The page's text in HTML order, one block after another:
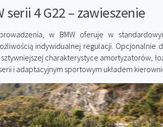
serii 4 G22 – zawieszenie
w BMW oferuje w
indywidualnej regulacji. Opcjonalnie
charakterystyce amortyzatorów,
i adaptacyjnym sportowym układem